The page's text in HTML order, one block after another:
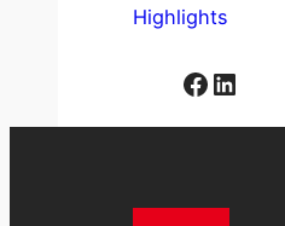
Highlights
Facebook LinkedIn